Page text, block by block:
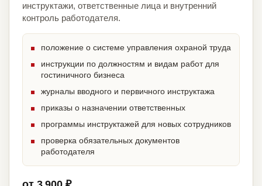
инструктажи, ответственные лица и внутренний
контроль работодателя.
положение о системе управления охраной труда
инструкции по должностям и видам работ для
гостиничного бизнеса
журналы вводного и первичного инструктажа
приказы о назначении ответственных
программы инструктажей для новых сотрудников
проверка обязательных документов
работодателя